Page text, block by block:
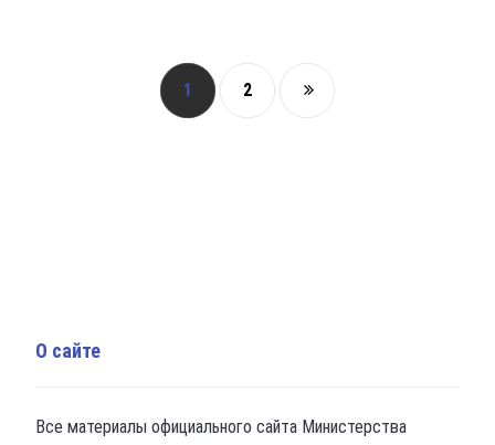
1 2
О сайте
Все материалы официального сайта Министерства